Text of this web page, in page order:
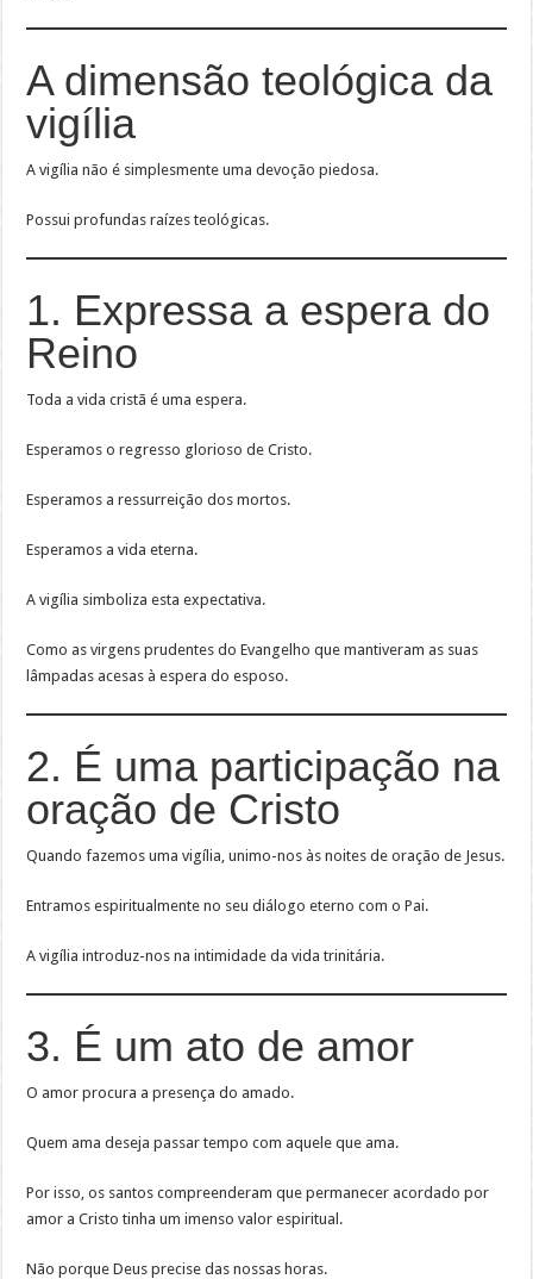
A dimensão teológica da
vigília
A vigília não é simplesmente uma devoção piedosa.
Possui profundas raízes teológicas.
1. Expressa a espera do
Reino
Toda a vida cristã é uma espera.
Esperamos o regresso glorioso de Cristo.
Esperamos a ressurreição dos mortos.
Esperamos a vida eterna.
A vigília simboliza esta expectativa.
Como as virgens prudentes do Evangelho que mantiveram as suas
lâmpadas acesas à espera do esposo.
2. É uma participação na
oração de Cristo
Quando fazemos uma vigília, unimo-nos às noites de oração de Jesus.
Entramos espiritualmente no seu diálogo eterno com o Pai.
A vigília introduz-nos na intimidade da vida trinitária.
3. É um ato de amor
O amor procura a presença do amado.
Quem ama deseja passar tempo com aquele que ama.
Por isso, os santos compreenderam que permanecer acordado por
amor a Cristo tinha um imenso valor espiritual.
Não porque Deus precise das nossas horas.